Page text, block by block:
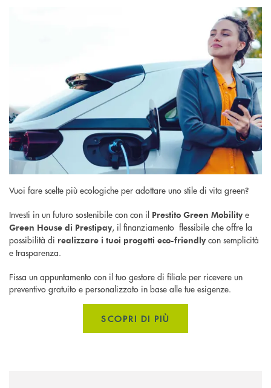
Vuoi fare scelte più ecologiche per adottare uno stile di vita green?
Investi in un futuro sostenibile con con il Prestito Green Mobility e
Green House di Prestipay, il finanziamento flessibile che offre la
possibilità di realizzare i tuoi progetti eco-friendly con semplicità
e trasparenza.
Fissa un appuntamento con il tuo gestore di filiale per ricevere un
preventivo gratuito e personalizzato in base alle tue esigenze.
SCOPRI DI PIÙ